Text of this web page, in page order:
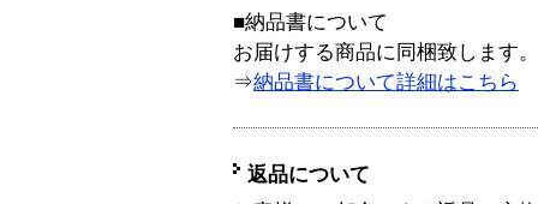
■納品書について
お届けする商品に同梱致します。
⇒納品書について詳細はこちら
返品について